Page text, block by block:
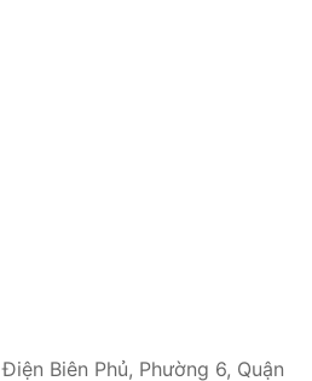
Điện Biên Phủ, Phường 6, Quận